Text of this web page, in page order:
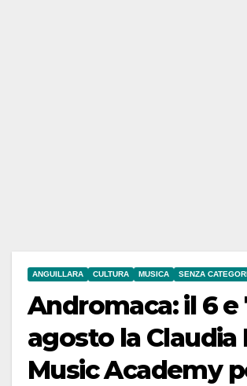
ANGUILLARA CULTURA MUSICA SENZA
Andromaca: il 6 e
agosto la Claudia
Music Academy